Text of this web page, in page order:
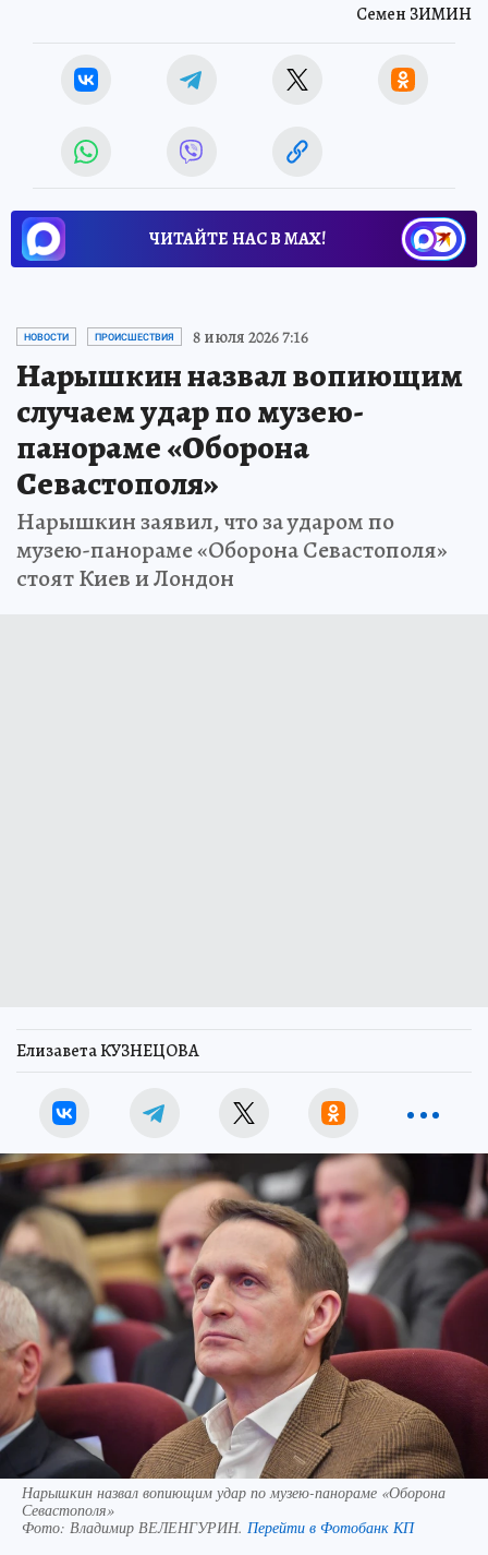
Семен ЗИМИН
ЧИТАЙТЕ НАС В МАХ!
НОВОСТИ ПРОИСШЕСТВИЯ 8 июля 2026 7:16
Нарышкин назвал вопиющим
случаем удар по музею-
панораме «Оборона
Севастополя»
Нарышкин заявил, что за ударом по
музею-панораме «Оборона Севастополя»
стоят Киев и Лондон
Елизавета КУЗНЕЦОВА
Нарышкин назвал вопиющим удар по музею-панораме «Оборона
Севастополя»
Фото: Владимир ВЕЛЕНГУРИН. Перейти в Фотобанк КП